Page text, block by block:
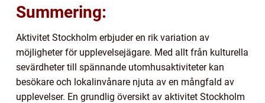
Summering:
Aktivitet Stockholm erbjuder en rik variation av
möjligheter för upplevelsejägare. Med allt från kulturella
sevärdheter till spännande utomhusaktiviteter kan
besökare och lokalinvånare njuta av en mångfald av
upplevelser. En grundlig översikt av aktivitet Stockholm